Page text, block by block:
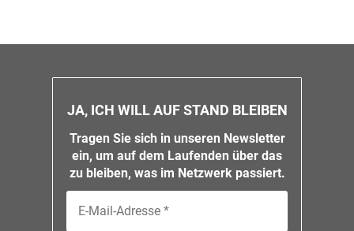
JA, ICH WILL AUF STAND BLEIBEN
Tragen Sie sich in unseren Newsletter
ein, um auf dem Laufenden über das
zu bleiben, was im Netzwerk passiert.